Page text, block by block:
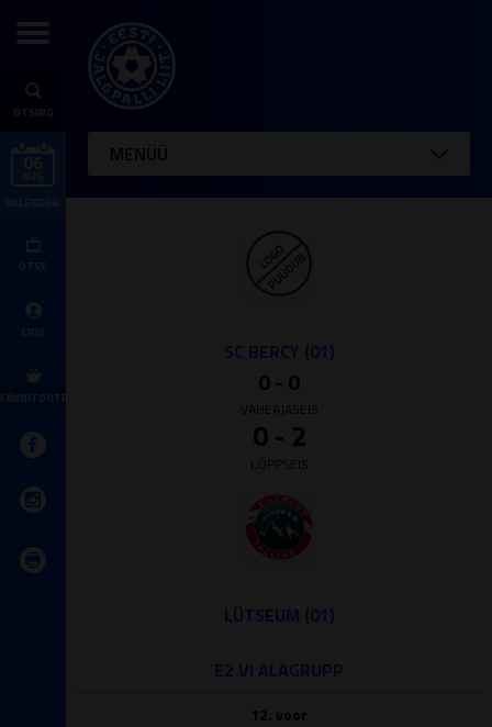
OTSING
OTSE
ERIS
FÄNNITOOTED
MENÜÜ
SC BERCY (01)
0 - 0
VAHEAJASEIS
0 - 2
LÕPPSEIS
LÜTSEUM (01)
E2 VI ALAGRUPP
12. voor